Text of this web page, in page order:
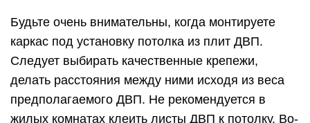
Будьте очень внимательны, когда монтируете
каркас под установку потолка из плит ДВП.
Следует выбирать качественные крепежи,
делать расстояния между ними исходя из веса
предполагаемого ДВП. Не рекомендуется в
жилых комнатах клеить листы ДВП к потолку. Во-